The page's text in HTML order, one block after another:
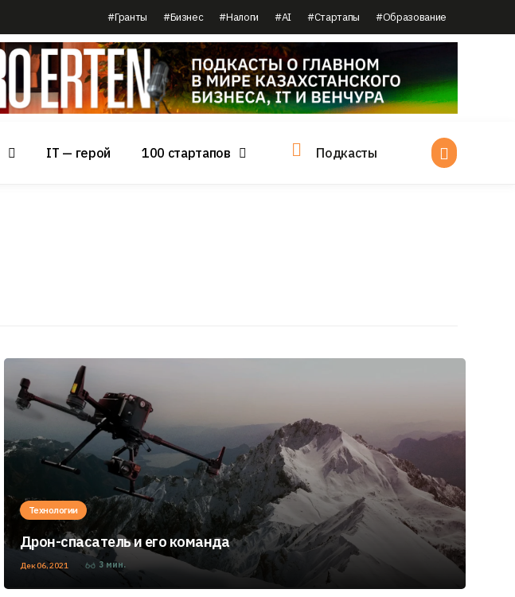
#Гранты #Бизнес #Налоги #AI #Стартапы #Образование
IT — герой 100 стартапов Подкасты
Технологии
Дрон-спасатель и его команда
Дек 06, 2021 3 мин.